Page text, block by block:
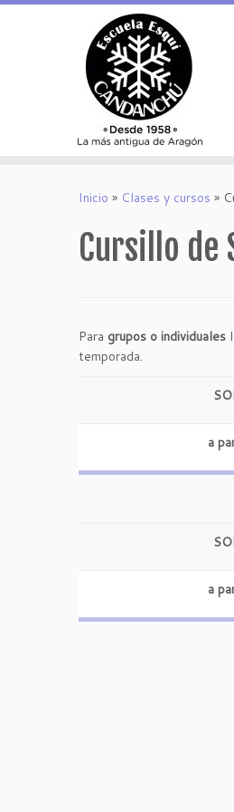
Inicio » Clases y cursos »
Cursillo de
Para grupos o individuales
temporada.
a
a